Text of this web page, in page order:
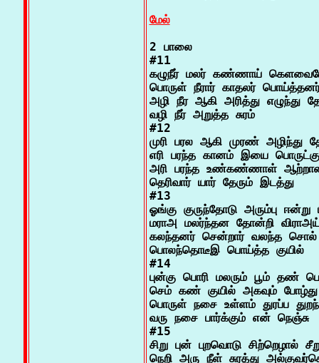
மேல்
2 பாலை
#11
கழுநீர் மலர் கண்ணாய்
பொருள் நீரார் காதலர்
அழி நீர ஆகி அரித்து எழுந்து
வழி நீர் அறுத்த சுரம்
#12
முரி பரல ஆகி முரண் அழிந்து
எரி பரந்த கானம் இயை
அரி பரந்த உண்கண்ணாள்
தெரிவார் யார் தேரும் இடத்து
#13
ஓங்கு குருந்தோடு அரும்பு ஈன்று
மராஅ மலர்ந்தன தோன்றி
கலந்தனர் சென்றார் வலந்த சொல்
பொலந்தொடீஇ பொய்த்த குயில்
#14
புன்கு பொரி மலரும் பூம் தண்
செம் கண் குயில் அகவும்
பொருள் நசை உள்ளம் துரப்ப
வரு நசை பார்க்கும் என் நெஞ்சு
#15
சிறு புன் புறவொடு சிற்றெழால்
நெறி அரு நீள் சுரத்து